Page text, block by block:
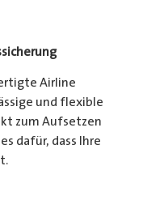
Airline
und flexible
zum Aufsetzen
dafür, dass Ihre